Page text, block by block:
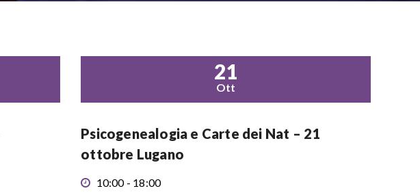
21
Ott
Psicogenealogia e Carte dei Nat – 21
ottobre Lugano
10:00 - 18:00